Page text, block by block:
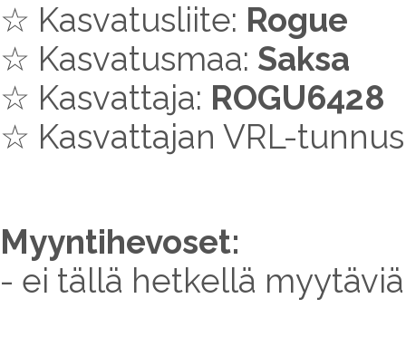
☆ Kasvatusliite: Rogue
☆ Kasvatusmaa: Saksa
☆ Kasvattaja: ROGU6428
☆ Kasvattajan VRL-
Myyntihevoset:
- ei tällä hetkellä